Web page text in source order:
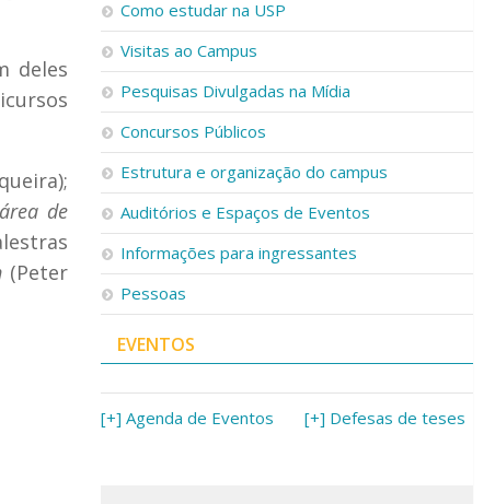
deles
de
(Peter
Como estudar na USP
Visitas ao Campus
Pesquisas Divulgadas na Mídia
Concursos Públicos
Estrutura e organização do campus
Auditórios e Espaços de Eventos
Informações para ingressantes
Pessoas
EVENTOS
[+] Agenda de Eventos [+] Defesas de teses